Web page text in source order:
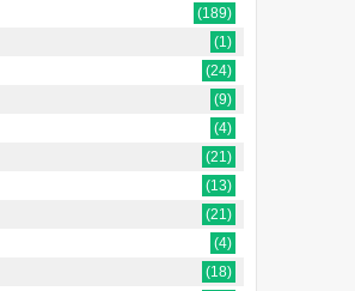
(189)
(1)
(24)
(9)
(4)
(21)
(13)
(21)
(4)
(18)